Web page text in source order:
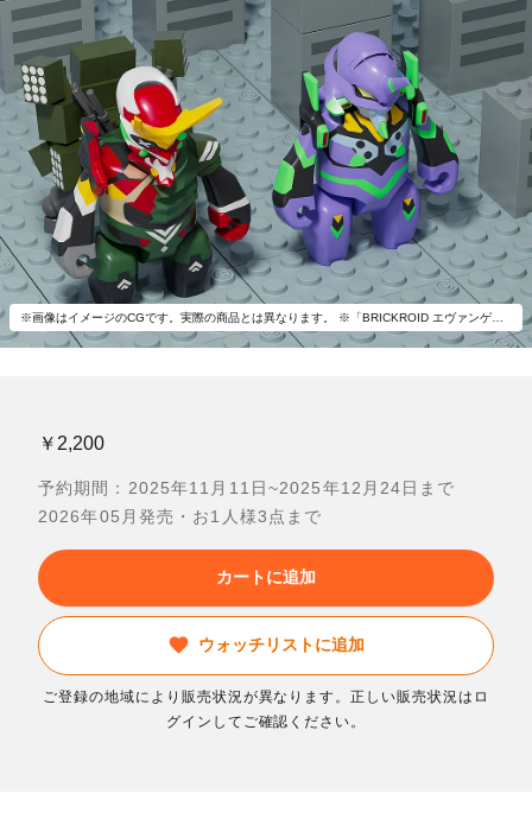
￥2,200
予約期間：2025年11月11日~2025年12月24日まで
2026年05月発売・お1人様3点まで
カートに追加
ウォッチリストに追加
ご登録の地域により販売状況が異なります。正しい販売状況はロ
グインしてご確認ください。